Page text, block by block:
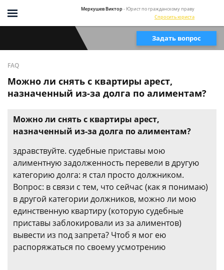
Меркушев Виктор- Юрист по гражданскому праву
Спросить юриста
Задать вопрос
FAQ
Можно ли снять с квартиры арест,
назначенный из-за долга по алиментам?
Можно ли снять с квартиры арест,
назначенный из-за долга по алиментам?
здравствуйте. судебные приставы мою
алиментную задолженность перевели в другую
категорию долга: я стал просто должником.
Вопрос: в связи с тем, что сейчас (как я понимаю)
в другой категории должников, можно ли мою
единственную квартиру (которую судебные
приставы заблокировали из за алиментов)
вывести из под запрета? Чтоб я мог ею
распоряжаться по своему усмотрению